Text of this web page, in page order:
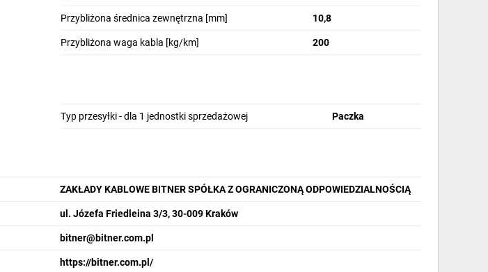
Przybliżona średnica zewnętrzna [mm] 10,8
Przybliżona waga kabla [kg/km] 200
Typ przesyłki - dla 1 jednostki sprzedażowej Paczka
ZAKŁADY KABLOWE BITNER SPÓŁKA Z OGRANICZONĄ ODPOWIEDZIALNOŚCIĄ
ul. Józefa Friedleina 3/3, 30-009 Kraków
bitner@bitner.com.pl
https://bitner.com.pl/